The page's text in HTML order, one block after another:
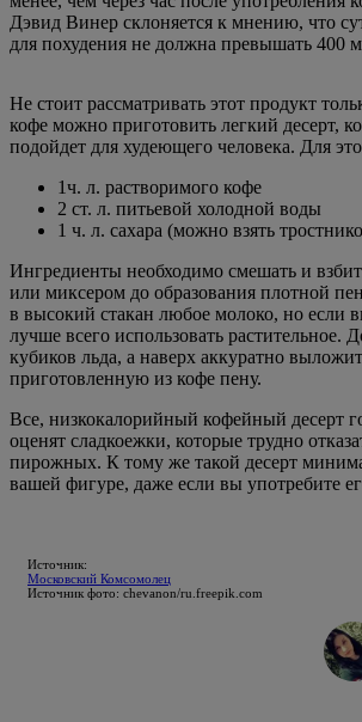
Дэвид Винер склоняется к мнению, что
для похудения не должна превышать 400
Не стоит рассматривать этот продукт
кофе можно приготовить легкий десерт,
подойдет для худеющего человека. Для
1ч. л. растворимого кофе
2 ст. л. питьевой холодной воды
1 ч. л. сахара (можно взять
Ингредиенты необходимо смешать и
или миксером до образования плотной
в высокий стакан любое молоко, но если
лучше всего использовать растительное.
кубиков льда, а наверх аккуратно
приготовленную из кофе пену.
Все, низкокалорийный кофейный десерт
оценят сладкоежки, которые трудно
пирожных. К тому же такой десерт
вашей фигуре, даже если вы употребите
Источник:
Московский Комсомолец
Источник фото: chevanon/ru.freepik.com